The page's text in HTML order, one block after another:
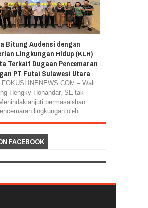
Bitung Audensi dengan
Lingkungan Hidup (KLH)
Terkait Dugaan Pencemaran
PT Futai Sulawesi Utara
FOKUSLINENEWS.COM – Wali
Hengky Honandar, SE tak
permasalahan
lingkungan oleh...
FACEBOOK